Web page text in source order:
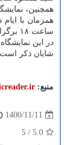
همچنین،
ساعت ۱۸ برگزار می گردد. این مراسم با حضور امیرحسین آقامیری خالق آثار این نمایشگاه انجام می شود.
در این نمایشگاه تعداد ۴۴ اثر از امیرحسین آقامیری از ۱۲ بهمن تا ۲۲ بهمن در نگارخانه هنرهای معاصر کیش
شایان ذکر است
منبع:
1400/11/11
5.0
/
5